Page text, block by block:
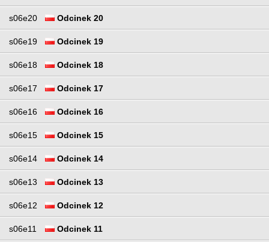
s06e20 Odcinek 20
s06e19 Odcinek 19
s06e18 Odcinek 18
s06e17 Odcinek 17
s06e16 Odcinek 16
s06e15 Odcinek 15
s06e14 Odcinek 14
s06e13 Odcinek 13
s06e12 Odcinek 12
s06e11 Odcinek 11